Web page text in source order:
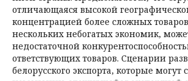
отличающаяся высокой
концентрацией более сложных
нескольких небогатых экономик,
недостаточной
ответствующих товаров. Сценарии
белорусского экспорта, которые могут